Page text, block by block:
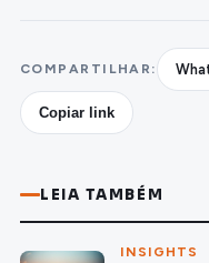
COMPARTILHAR:
Copiar link
LEIA TAMBÉM
INSIGHTS